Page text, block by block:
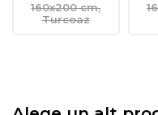
160x200 cm,
Turcoaz